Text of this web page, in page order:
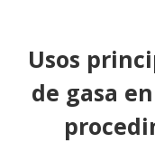
Usos
de gasa